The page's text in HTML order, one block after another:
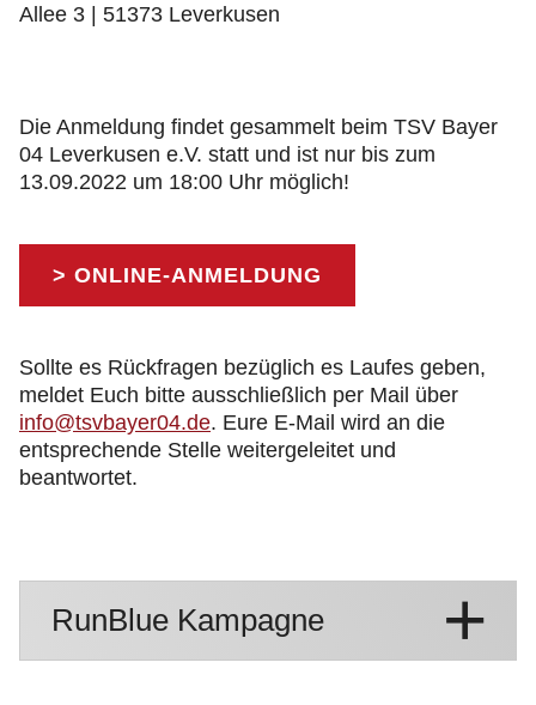
Allee 3 | 51373 Leverkusen
Die Anmeldung findet gesammelt beim TSV Bayer
04 Leverkusen e.V. statt und ist nur bis zum
13.09.2022 um 18:00 Uhr möglich!
> ONLINE-ANMELDUNG
Sollte es Rückfragen bezüglich es Laufes geben,
meldet Euch bitte ausschließlich per Mail über
info@tsvbayer04.de. Eure E-Mail wird an die
entsprechende Stelle weitergeleitet und
beantwortet.
RunBlue Kampagne